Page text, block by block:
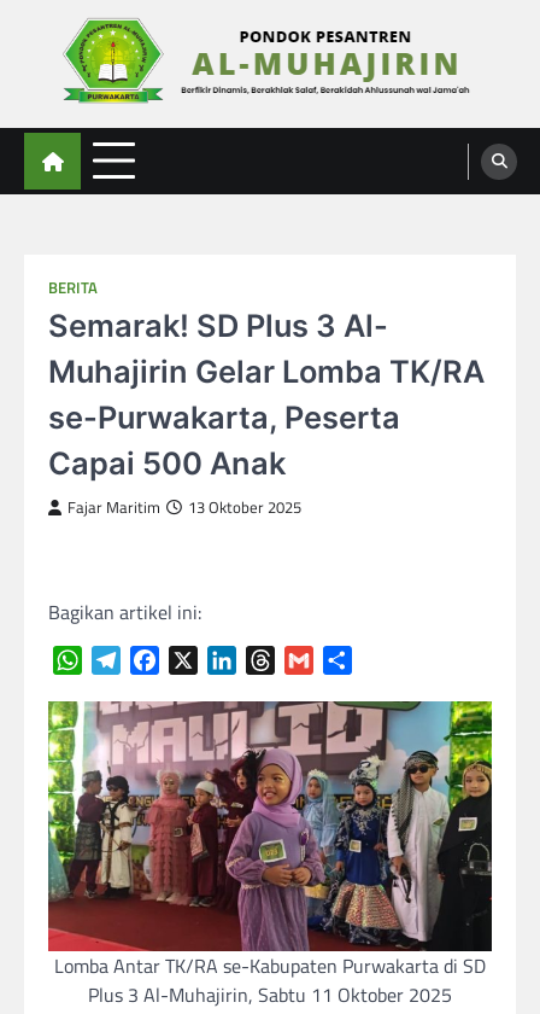
Al-Muhajirin
Berpikir Dinamis – Berakhlak Salaf – Berakidah Ahlussunah wal Jamaah
BERITA
Semarak! SD Plus 3 Al-
Muhajirin Gelar Lomba TK/RA
se-Purwakarta, Peserta
Capai 500 Anak
Fajar Maritim 13 Oktober 2025
Bagikan artikel ini:
WhatsAppTelegramFacebook LinkedInThreads
Gmail
Lomba Antar TK/RA se-Kabupaten Purwakarta di SD
Plus 3 Al-Muhajirin, Sabtu 11 Oktober 2025